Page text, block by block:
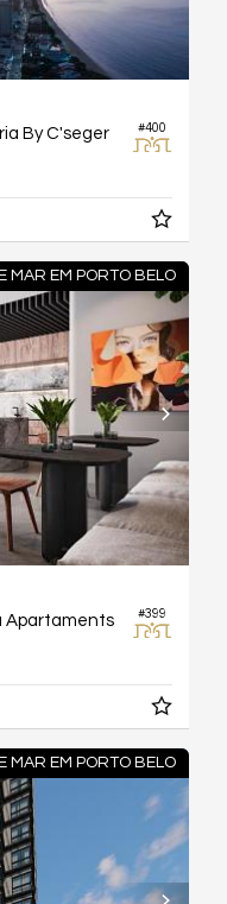
#400
By C'seger
MAR EM PORTO BELO
#399
Apartaments
MAR EM PORTO BELO